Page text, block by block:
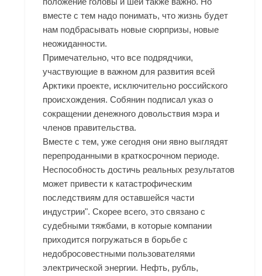
вместе с тем надо понимать, что жизнь будет
нам подбрасывать новые сюрпризы, новые
неожиданности.
Примечательно, что все подрядчики,
участвующие в важном для развития всей
Арктики проекте, исключительно российского
происхождения. Собянин подписал указ о
сокращении денежного довольствия мэра и
членов правительства.
Вместе с тем, уже сегодня они явно выглядят
перепроданными в краткосрочном периоде.
Неспособность достичь реальных результатов
может привести к катастрофическим
последствиям для оставшейся части
индустрии". Скорее всего, это связано с
судебными тяжбами, в которые компании
приходится погружаться в борьбе с
недобросовестными пользователями
электрической энергии. Нефть, рубль,